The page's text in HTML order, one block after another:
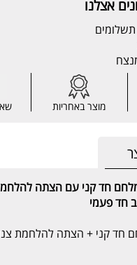
אצלנו
מוצר באחריות
חד קני עם הצתה
חד פעמי
חד קני + הצתה להלחמת